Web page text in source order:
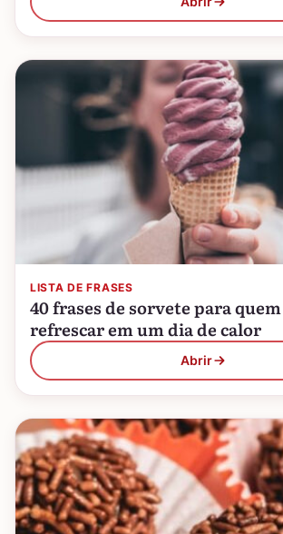
LISTA DE FRASES
40 frases de sorvete para
refrescar em um dia de calor
Abrir